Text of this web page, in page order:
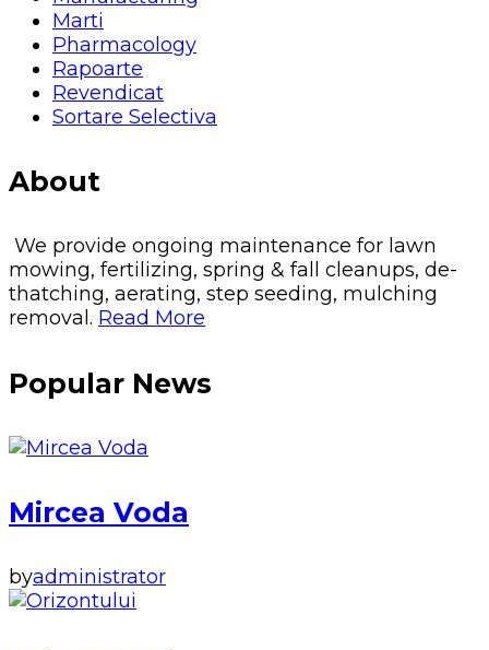
Marti
Pharmacology
Rapoarte
Revendicat
Sortare Selectiva
About
We provide ongoing maintenance for lawn
mowing, fertilizing, spring & fall cleanups, de-
thatching, aerating, step seeding, mulching
removal. Read More
Popular News
Mircea Voda
byadministrator